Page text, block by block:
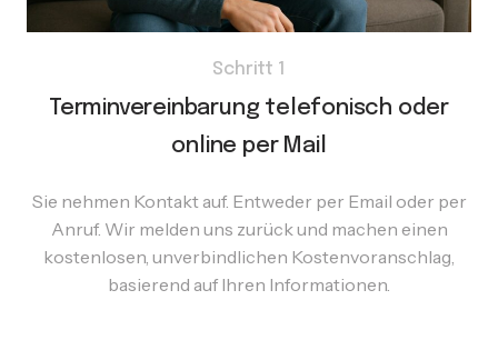
Schritt 1
Terminvereinbarung telefonisch oder
online per Mail
Sie nehmen Kontakt auf. Entweder per Email oder per
Anruf. Wir melden uns zurück und machen einen
kostenlosen, unverbindlichen Kostenvoranschlag,
basierend auf Ihren Informationen.